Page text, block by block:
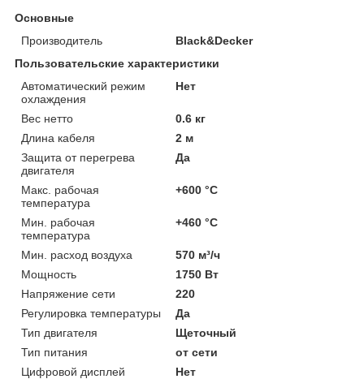
Основные
Производитель
Black&Decker
Пользовательские характеристики
Автоматический режим
охлаждения
Нет
Вес нетто
0.6 кг
Длина кабеля
2 м
Защита от перегрева
двигателя
Да
Макс. рабочая
температура
+600 °C
Мин. рабочая
температура
+460 °C
Мин. расход воздуха
570 м³/ч
Мощность
1750 Вт
Напряжение сети
220
Регулировка температуры
Да
Тип двигателя
Щеточный
Тип питания
от сети
Цифровой дисплей
Нет